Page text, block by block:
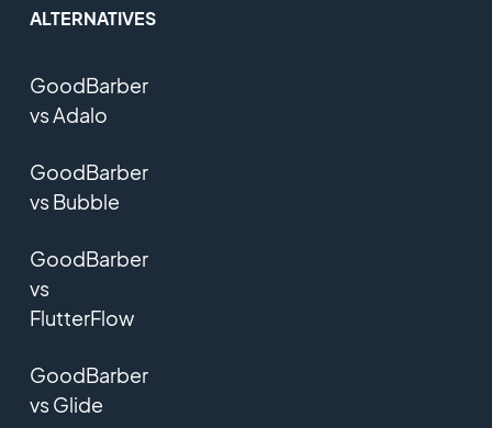
ALTERNATIVES
GoodBarber
vs Adalo
GoodBarber
vs Bubble
GoodBarber
vs
FlutterFlow
GoodBarber
vs Glide